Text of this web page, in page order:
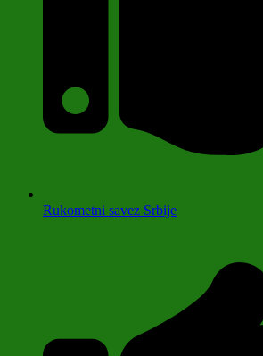
Rukometni savez Srbije